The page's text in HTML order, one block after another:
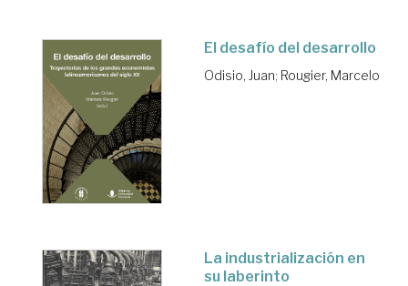
El desafío del desarrollo
Odisio, Juan; Rougier, Marcelo
La industrialización en
su laberinto